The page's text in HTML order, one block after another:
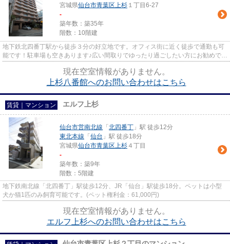
宮城県仙台市青葉区上杉 １丁目6-27
-
築年数：築35年
階数：10階建
地下鉄北四番丁駅から徒歩３分の好立地です。オフィス街に近く徒歩で通勤も可
能です！駐車場も空きあります♪広い間取りでゆったり過ごしたい方にお勧めで
現在空室情報がありません。
上杉八番館へのお問い合わせはこちら
賃貸｜マンション エルフ上杉
仙台市営南北線 「 北四番丁 」駅 徒歩12分
東北本線 「 仙台 」駅 徒歩18分
宮城県仙台市青葉区上杉 ４丁目
-
築年数：築9年
階数：5階建
地下鉄南北線「北四番丁」駅徒歩12分、JR「仙台」駅徒歩18分。ペットは小型
犬か猫1匹のみ飼育可能です。(ペット権利金：61,000円)
現在空室情報がありません。
エルフ上杉へのお問い合わせはこちら